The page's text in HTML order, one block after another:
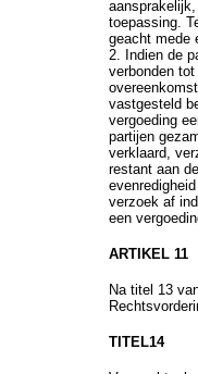
toepassing.
geacht mede
2. Indien de
verbonden
vastgesteld
vergoeding
partijen
verklaard,
restant aan
verzoek af
een
ARTIKEL 11
Na titel 13
TITEL14